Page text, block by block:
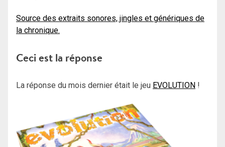
Source des extraits sonores, jingles et génériques de
la chronique.
Ceci est la réponse
La réponse du mois dernier était le jeu EVOLUTION !